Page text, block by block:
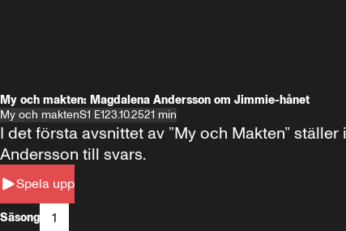
My och makten: Magdalena Andersson om Jimmie-hånet
My och maktenS1 E123.10.2521 min
Spela upp
I det första avsnittet av ”My och Makten”
Andersson till svars.
Säsong 1